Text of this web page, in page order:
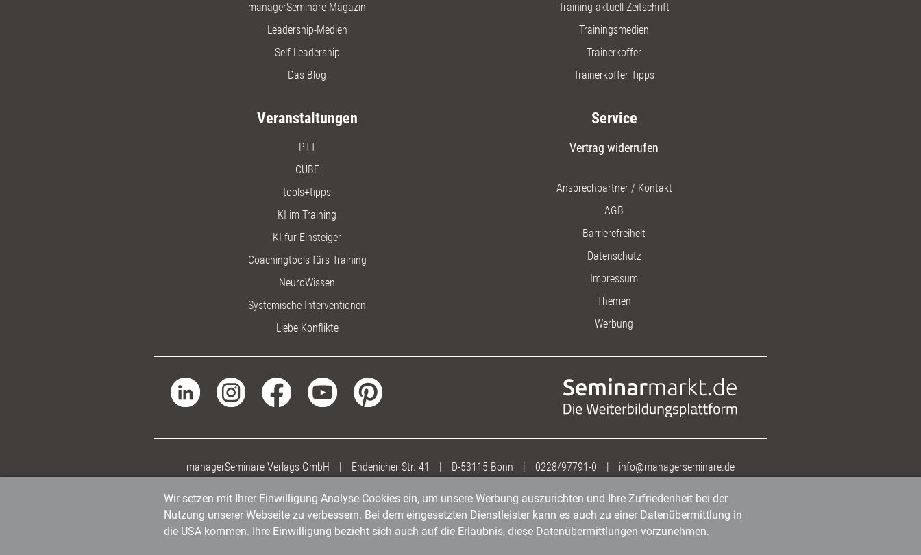
managerSeminare Magazin
Leadership-Medien
Self-Leadership
Das Blog
Training aktuell Zeitschrift
Trainingsmedien
Trainerkoffer
Trainerkoffer Tipps
Veranstaltungen
PTT
CUBE
tools+tipps
KI im Training
KI für Einsteiger
Coachingtools fürs Training
NeuroWissen
Systemische Interventionen
Liebe Konflikte
Service
Vertrag widerrufen
Ansprechpartner / Kontakt
AGB
Barrierefreiheit
Datenschutz
Impressum
Themen
Werbung
managerSeminare Verlags GmbH | Endenicher Str. 41 | D-53115 Bonn | 0228/97791-0 | info@managerseminare.de
Wir setzen mit Ihrer Einwilligung Analyse-Cookies ein, um unsere Werbung auszurichten und Ihre Zufriedenheit bei der
Nutzung unserer Webseite zu verbessern. Bei dem eingesetzten Dienstleister kann es auch zu einer Datenübermittlung in
die USA kommen. Ihre Einwilligung bezieht sich auch auf die Erlaubnis, diese Datenübermittlungen vorzunehmen.